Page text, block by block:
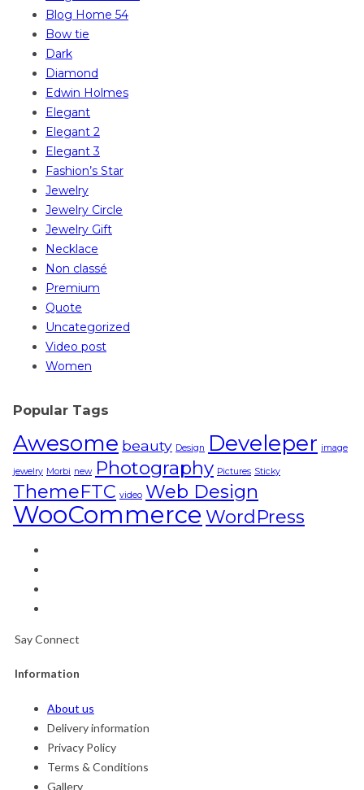
Blog Home 54
Bow tie
Dark
Diamond
Edwin Holmes
Elegant
Elegant 2
Elegant 3
Fashion’s Star
Jewelry
Jewelry Circle
Jewelry Gift
Necklace
Non classé
Premium
Quote
Uncategorized
Video post
Women
Popular Tags
Awesome beauty Design Develeper image
jewelry Morbi new Photography Pictures Sticky
ThemeFTC video Web Design
WooCommerce WordPress
Say Connect
Information
About us
Delivery information
Privacy Policy
Terms & Conditions
Gallery